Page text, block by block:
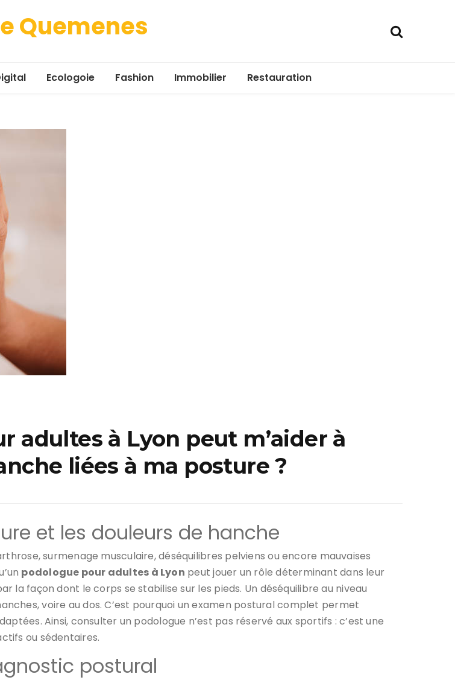
Quemenes
Ecologoie Fashion Immobilier Restauration
adultes à Lyon peut m’aider à
liées à ma posture ?
et les douleurs de hanche
surmenage musculaire, déséquilibres pelviens ou encore mauvaises
podologue pour adultes à Lyon peut jouer un rôle déterminant dans leur
façon dont le corps se stabilise sur les pieds. Un déséquilibre au niveau
voire au dos. C’est pourquoi un examen postural complet permet
Ainsi, consulter un podologue n’est pas réservé aux sportifs : c’est une
ou sédentaires.
postural